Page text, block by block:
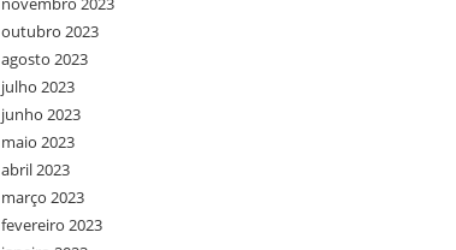
outubro 2023
agosto 2023
julho 2023
junho 2023
maio 2023
abril 2023
março 2023
fevereiro 2023